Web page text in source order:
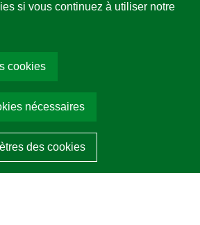
si vous continuez à utiliser notre
cookies
nécessaires
des cookies
Ortenau. Tous droits réservés
Team Tietge